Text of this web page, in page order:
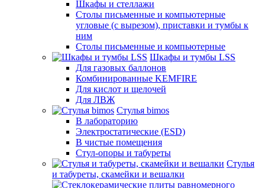
Шкафы и стеллажи
Столы письменные и компьютерные
угловые (с вырезом), приставки и тумбы к
ним
Столы письменные и компьютерные
Шкафы и тумбы LSS
Для газовых баллонов
Комбинированные KEMFIRE
Для кислот и щелочей
Для ЛВЖ
Стулья bimos
В лабораторию
Электростатические (ESD)
В чистые помещения
Стул-опоры и табуреты
Стулья
и табуреты, скамейки и вешалки